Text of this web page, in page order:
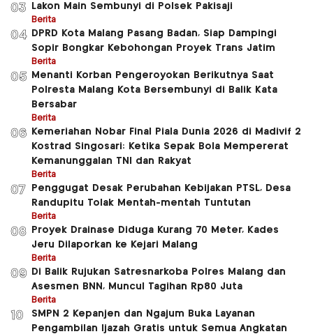
03 Lakon Main Sembunyi di Polsek Pakisaji
Berita
04
DPRD Kota Malang Pasang Badan, Siap Dampingi
Sopir Bongkar Kebohongan Proyek Trans Jatim
Berita
05
Menanti Korban Pengeroyokan Berikutnya Saat
Polresta Malang Kota Bersembunyi di Balik Kata
Bersabar
Berita
06
Kemeriahan Nobar Final Piala Dunia 2026 di Madivif 2
Kostrad Singosari: Ketika Sepak Bola Mempererat
Kemanunggalan TNI dan Rakyat
Berita
07
Penggugat Desak Perubahan Kebijakan PTSL, Desa
Randupitu Tolak Mentah-mentah Tuntutan
Berita
08
Proyek Drainase Diduga Kurang 70 Meter, Kades
Jeru Dilaporkan ke Kejari Malang
Berita
09
Di Balik Rujukan Satresnarkoba Polres Malang dan
Asesmen BNN, Muncul Tagihan Rp80 Juta
Berita
10
SMPN 2 Kepanjen dan Ngajum Buka Layanan
Pengambilan Ijazah Gratis untuk Semua Angkatan